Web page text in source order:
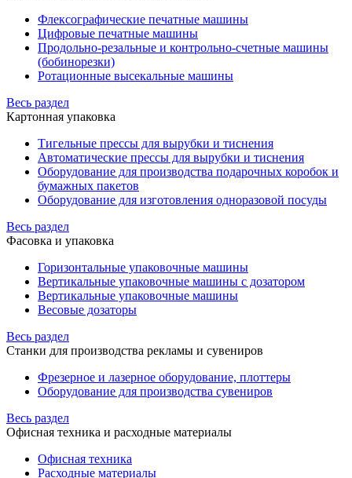
Флексографические печатные машины
Цифровые печатные машины
Продольно-резальные и контрольно-счетные машины
(бобинорезки)
Ротационные высекальные машины
Весь раздел
Картонная упаковка
Тигельные прессы для вырубки и тиснения
Автоматические прессы для вырубки и тиснения
Оборудование для производства подарочных коробок и
бумажных пакетов
Оборудование для изготовления одноразовой посуды
Весь раздел
Фасовка и упаковка
Горизонтальные упаковочные машины
Вертикальные упаковочные машины с дозатором
Вертикальные упаковочные машины
Весовые дозаторы
Весь раздел
Станки для производства рекламы и сувениров
Фрезерное и лазерное оборудование, плоттеры
Оборудование для производства сувениров
Весь раздел
Офисная техника и расходные материалы
Офисная техника
Расходные материалы